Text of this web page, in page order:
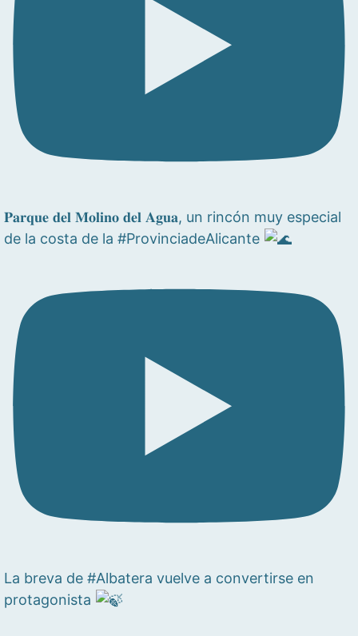
𝐏𝐚𝐫𝐪𝐮𝐞 𝐝𝐞𝐥 𝐌𝐨𝐥𝐢𝐧𝐨 𝐝𝐞𝐥 𝐀𝐠𝐮𝐚, un rincón muy especial
de la costa de la #ProvinciadeAlicante
La breva de #Albatera vuelve a convertirse en
protagonista